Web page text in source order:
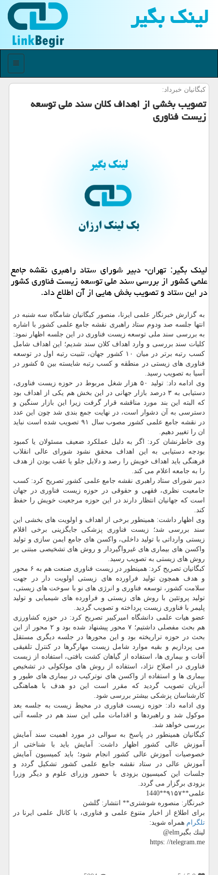
لینك بگیر
منو
كبگانیان خبرداد:
تصویب بخشی از اهداف كلان سند ملی توسعه
زیست فناوری
لینك بگیر: تهران- دبیر شورای ستاد راهبری نقشه جامع
علمی كشور از بررسی سند ملی توسعه زیست فناوری كشور
در این ستاد و تصویب بخش هایی از آن اطلاع داد.
به گزارش خبرنگار علمی ایرنا، منصور كبگانیان شامگاه سه شنبه در
انتها جلسه صد ودوم ستاد راهبری نقشه جامع علمی كشور با اشاره
به بررسی سند ملی توسعه زیست فناوری در این جلسه اظهار نمود:
كلیات سند بررسی و وارد اهداف كلان سند شدیم؛ این اهداف شامل
كسب رتبه برتر در میان ۱۰ كشور جهان، تثبیت رتبه اول در توسعه
فناوری های زیستی در منطقه و كسب رتبه شایسته بین ۵ كشور در
آسیا به تصویب رسید.
وی ادامه داد: تولید ۵۰ هزار شغل مربوط در حوزه زیست فناوری،
دستیابی به ۳ درصد بازار جهانی در این بخش هم یكی از اهداف بود
كه البته این بند مورد مناقشه قرار گرفت زیرا این بازار سنگین و
دسترسی به آن دشوار است، در نهایت جمع بندی شد چون این عدد
در نقشه جامع علمی كشور مصوب سال ۹۱ تصویب شده است نباید
ان را تغییر دهیم.
وی خاطرنشان كرد: اگر به دلیل عملكرد ضعیف مسئولان یا كمبود
بودجه دستیابی به این اهداف محقق نشود شورای عالی انقلاب
فرهنگی باید اهداف خویش را رصد و دلایل جلو یا عقب بودن از هدف
را به جامعه اعلام می كند.
دبیر شورای ستاد راهبری نقشه جامع علمی كشور تصریح كرد: كسب
جامعیت نظری، فقهی و حقوقی در حوزه زیست فناوری در جهان
است كه جهانیان انتظار دارند در این حوزه مرجعیت خویش را حفظ
كند.
وی اظهار داشت: همینطور برخی از اهداف و اولویت های بخشی این
سند بررسی شد؛ زیست فناوری پزشكی جایگزینی برخی اقلام
زیستی وارداتی با تولید داخلی، واكسن های جامع ایمن سازی و تولید
واكسن های بیماری های غیرواگیردار و روش های تشخیصی مبتنی بر
روش های زیستی به تصویب رسید.
كبگانیان تصریح كرد: همینطور در زیست فناوری صنعت هم به ۶ محور
و هدف همچون تولید فراورده های زیستی اولویت دار در جهت
سلامت كشور، توسعه فناوری و انرژی های نو با سوخت های زیستی،
تولید پروتئین با روش های زیستی و فراورده های شیمیایی و تولید
پلیمر با فناوری زیست پرداخته و تصویب گردید.
عضو هیات علمی دانشگاه امیركبیر تصریح كرد: در حوزه كشاورزی
هم بحث مفصلی داشتیم؛ ۷ محور پیشنهاد شده بود و ۲ محور از این
بحث در حوزه تراریخته بود و این محورها در جلسه دیگری مستقل
می پردازیم و بقیه موارد شامل زیست مهارگرها در كنترل تلفیقی
آفات و بیماری ها، استفاده از گیاهان كشت بافتی، استفاده از زیست
فناوری در اصلاح نژاد، استفاده از روش های مولكولی در تشخیص
بیماری ها و استفاده از واكسن های نوتركیب در بیماری های طیور و
آبزیان تصویب گردید كه مقرر است این دو هدف با هماهنگی
كارشناسان پزشكی بیشتر بررسی شود.
وی ادامه داد: حوزه زیست فناوری در محیط زیست به جلسه بعد
موكول شد و راهبردها و اقدامات ملی این سند هم در جلسه آتی
بررسی خواهد شد.
كبگانیان همینطور در پاسخ به سوالی در مورد اهمیت سند آمایش
آموزش عالی كشور اظهار داشت: آمایش باید با شناختی از
خصوصیات آموزش عالی كشور انجام شود؛ باید كمیسیون آمایش
آموزش عالی در ستاد نقشه جامع علمی كشور تشكیل گردد و
جلسات این كمیسیون بزودی با حضور وزرای علوم و دیگر وزرا
بزودی برگزار می گردد.
علمی**۹۱۵۷**1440
خبرنگار: منصوره شوشتری** انتشار: گلشن
برای اطلاع از اخبار متنوع علمی و فناوری، با كانال علمی ایرنا در
تلگرام همراه شوید:
لینك بگیرelm@
https: //telegram.me